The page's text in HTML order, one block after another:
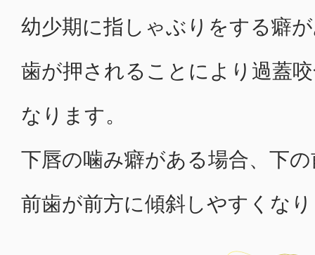
幼少期に指しゃぶりをする癖
歯が押されることにより過蓋
なります。
下唇の噛み癖がある場合、下
前歯が前方に傾斜しやすくな